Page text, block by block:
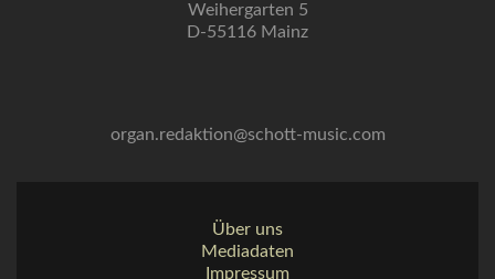
Weihergarten 5
D-55116 Mainz
organ.redaktion@schott-music.com
Über uns
Mediadaten
Impressum